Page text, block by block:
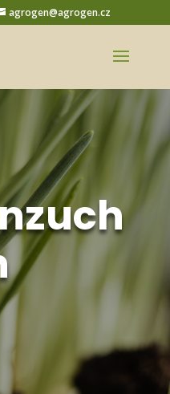
agrogen@agrogen.cz